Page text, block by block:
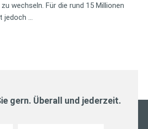
wechseln. Für die rund 15 Millionen
jedoch …
gern. Überall und jederzeit.